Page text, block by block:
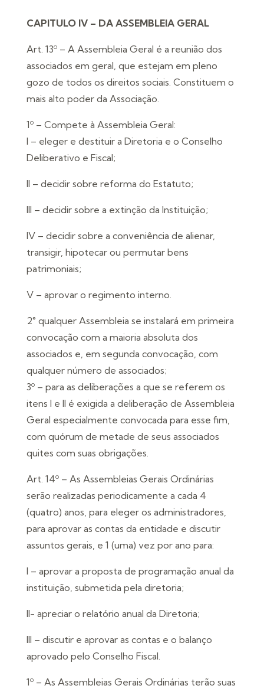
CAPITULO IV – DA ASSEMBLEIA GERAL
Art. 13º – A Assembleia Geral é a reunião dos
associados em geral, que estejam em pleno
gozo de todos os direitos sociais. Constituem o
mais alto poder da Associação.
1º – Compete à Assembleia Geral:
I – eleger e destituir a Diretoria e o Conselho
Deliberativo e Fiscal;
II – decidir sobre reforma do Estatuto;
III – decidir sobre a extinção da Instituição;
IV – decidir sobre a conveniência de alienar,
transigir, hipotecar ou permutar bens
patrimoniais;
V – aprovar o regimento interno.
2° qualquer Assembleia se instalará em primeira
convocação com a maioria absoluta dos
associados e, em segunda convocação, com
qualquer número de associados;
3º – para as deliberações a que se referem os
itens I e II é exigida a deliberação de Assembleia
Geral especialmente convocada para esse fim,
com quórum de metade de seus associados
quites com suas obrigações.
Art. 14º – As Assembleias Gerais Ordinárias
serão realizadas periodicamente a cada 4
(quatro) anos, para eleger os administradores,
para aprovar as contas da entidade e discutir
assuntos gerais, e 1 (uma) vez por ano para:
I – aprovar a proposta de programação anual da
instituição, submetida pela diretoria;
II- apreciar o relatório anual da Diretoria;
III – discutir e aprovar as contas e o balanço
aprovado pelo Conselho Fiscal.
1º – As Assembleias Gerais Ordinárias terão suas